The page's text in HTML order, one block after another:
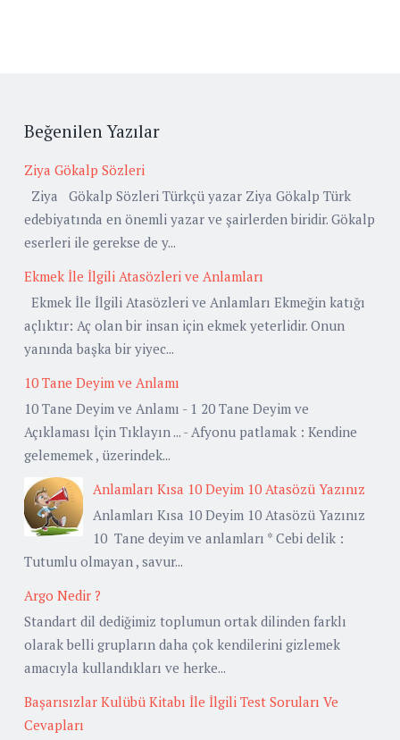
Beğenilen Yazılar
Ziya Gökalp Sözleri
Ziya Gökalp Sözleri Türkçü yazar Ziya Gökalp Türk
edebiyatında en önemli yazar ve şairlerden biridir. Gökalp
eserleri ile gerekse de y...
Ekmek İle İlgili Atasözleri ve Anlamları
Ekmek İle İlgili Atasözleri ve Anlamları Ekmeğin katığı
açlıktır: Aç olan bir insan için ekmek yeterlidir. Onun
yanında başka bir yiyec...
10 Tane Deyim ve Anlamı
10 Tane Deyim ve Anlamı - 1 20 Tane Deyim ve
Açıklaması İçin Tıklayın ... - Afyonu patlamak : Kendine
gelememek , üzerindek...
Anlamları Kısa 10 Deyim 10 Atasözü Yazınız
Anlamları Kısa 10 Deyim 10 Atasözü Yazınız
10 Tane deyim ve anlamları * Cebi delik :
Tutumlu olmayan , savur...
Argo Nedir ?
Standart dil dediğimiz toplumun ortak dilinden farklı
olarak belli grupların daha çok kendilerini gizlemek
amacıyla kullandıkları ve herke...
Başarısızlar Kulübü Kitabı İle İlgili Test Soruları Ve
Cevapları